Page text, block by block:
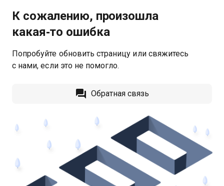
К сожалению, произошла
какая‑то ошибка
Попробуйте обновить страницу или свяжитесь
с нами, если это не помогло.
Обратная связь